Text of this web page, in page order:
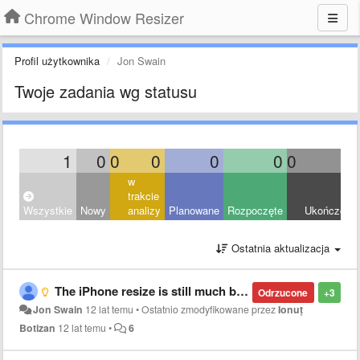
Chrome Window Resizer
Profil użytkownika Jon Swain
Twoje zadania wg statusu
1 0 0 0 0 0 0
Wszystkie Nowy
w
trakcie
analizy
Planowane Rozpoczęte Ukończony
Ostatnia aktualizacja
+3
Odrzucone
The iPhone resize is still much bigger than the actual phone
Jon Swain 12 lat temu •Ostatnio zmodyfikowane przezIonuț
Botizan 12 lat temu • 6